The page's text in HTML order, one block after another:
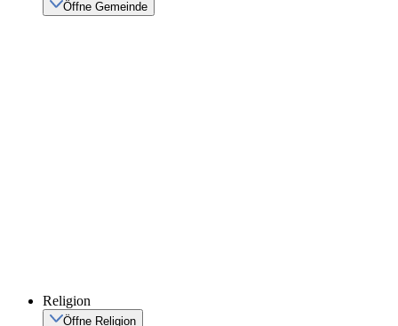
Öffne Gemeinde
Religion
Öffne Religion